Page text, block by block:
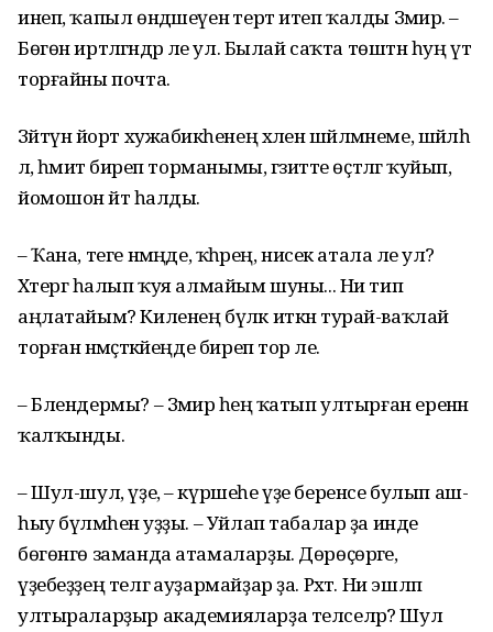
инеп, ҡапыл өндәшеүенә терт итеп ҡалды Зәмирә. –
Бөгөн иртәләгәндәр әле ул. Былай саҡта төштән һуң үтә
торғайны почта.
Зәйтүнә йорт хужабикәһенең хәлен шәйләмәнеме, шәйләһә
лә, әһәмиәт биреп торманымы, гәзитте өҫтәлгә ҡуйып,
йомошон әйтә һалды.
– Ҡана, теге нәмәңде, ҡәһәрең, нисек атала әле ул?
Хәтергә һалып ҡуя алмайым шуны... Ни тип
аңлатайым? Киленең бүләк иткән турай-ваҡлай
торған нәмәҫтәкә­йеңде биреп тор әле.
– Блендермы? – Зәмирә һеңә ҡатып ултырған еренән
ҡалҡынды.
– Шул-шул, үҙе, – күршеһе үҙе беренсе булып аш-
һыу бүлмәһенә уҙҙы. – Уйлап табалар ҙа инде
бөгөнгө заманда атама­ларҙы. Дө­рө­ҫөрәге,
үҙебеҙҙең телгә ауҙар­майҙар ҙа. Рәхәт. Ни эшләп
улты­раларҙыр академияларҙа телсе­ләр? Шул